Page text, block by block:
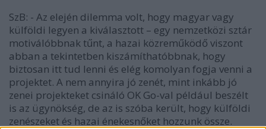
SzB: - Az elején dilemma volt, hogy magyar vagy
külföldi legyen a kiválasztott – egy nemzetközi sztár
motiválóbbnak tűnt, a hazai közreműködő viszont
abban a tekintetben kiszámíthatóbbnak, hogy
biztosan itt tud lenni és elég komolyan fogja venni a
projektet. A nem annyira jó zenét, mint inkább jó
zenei projekteket csináló OK Go-val például beszélt
is az ügynökség, de az is szóba került, hogy külföldi
zenészeket és hazai énekesnőket hozzunk össze.